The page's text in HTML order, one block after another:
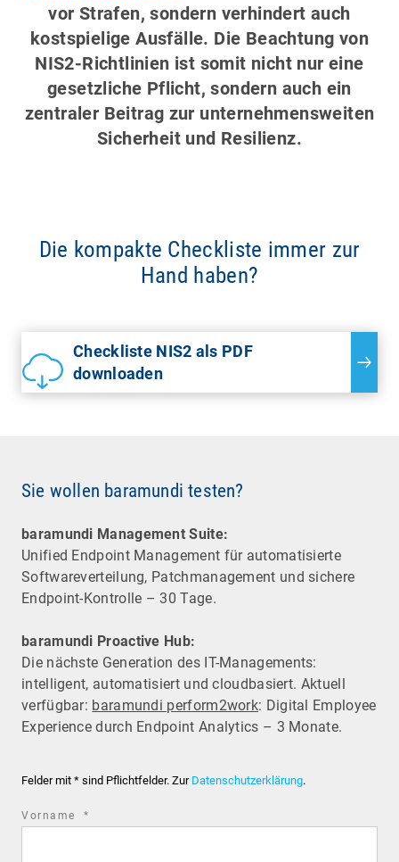
vor Strafen, sondern verhindert auch
kostspielige Ausfälle. Die Beachtung von
NIS2-Richtlinien ist somit nicht nur eine
gesetzliche Pflicht, sondern auch ein
zentraler Beitrag zur unternehmensweiten
Sicherheit und Resilienz.
Die kompakte Checkliste immer zur
Hand haben?
Checkliste NIS2 als PDF
downloaden
Sie wollen baramundi testen?
baramundi Management Suite:
Unified Endpoint Management für automatisierte
Software­verteilung, Patchmanagement und sichere
Endpoint-Kontrolle – 30 Tage.
baramundi Proactive Hub:
Die nächste Generation des IT-Managements:
intelligent, automatisiert und cloudbasiert. Aktuell
verfügbar: baramundi perform2work: Digital Employee
Experience durch Endpoint Analytics – 3 Monate.
Felder mit * sind Pflichtfelder. Zur Datenschutzerklärung.
Vorname *